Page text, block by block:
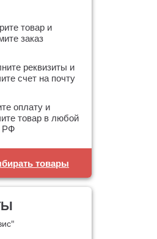
товар и
заказ
реквизиты и
счет на почту
оплату и
товар в любой
РФ
товары